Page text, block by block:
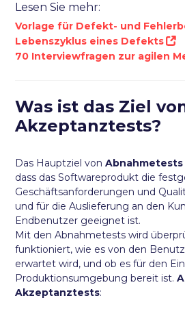
Lesen Sie mehr:
Vorlage für Defekt- und
Lebenszyklus eines Defekts
70 Interviewfragen zur agilen
Was ist das Ziel
Akzeptanztests?
Das Hauptziel vonAbnahmetests
dass das Softwareprodukt die
Geschäftsanforderungen und
und für die Auslieferung an den
Endbenutzer geeignet ist.
Mit den Abnahmetests wird
funktioniert, wie es von den
erwartet wird, und ob es für den
Produktionsumgebung bereit ist.
Akzeptanztests: